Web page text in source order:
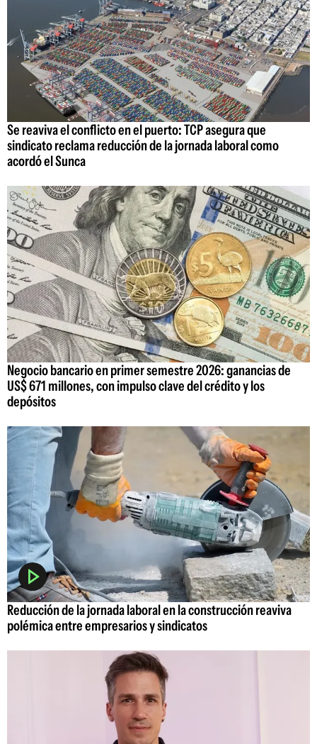
Se reaviva el conflicto en el puerto: TCP asegura que
sindicato reclama reducción de la jornada laboral como
acordó el Sunca
Negocio bancario en primer semestre 2026: ganancias de
US$ 671 millones, con impulso clave del crédito y los
depósitos
Reducción de la jornada laboral en la construcción reaviva
polémica entre empresarios y sindicatos